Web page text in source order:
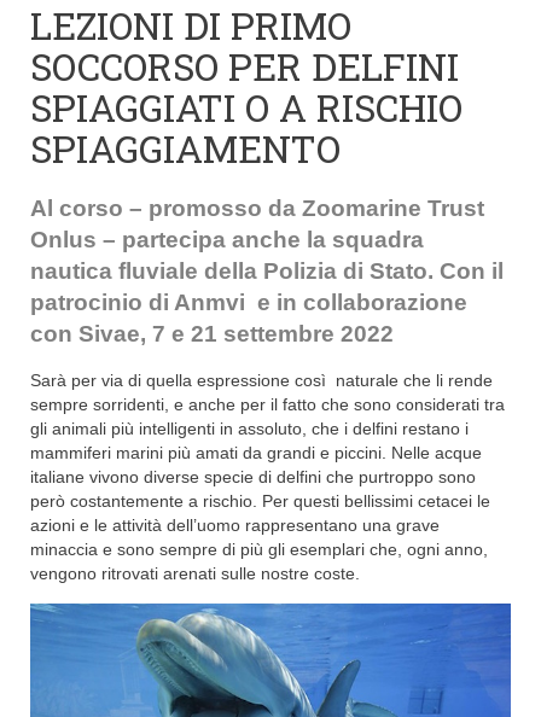
LEZIONI DI PRIMO
SOCCORSO PER DELFINI
SPIAGGIATI O A RISCHIO
SPIAGGIAMENTO
Al corso – promosso da Zoomarine Trust
Onlus – partecipa anche la squadra
nautica fluviale della Polizia di Stato. Con il
patrocinio di Anmvi e in collaborazione
con Sivae, 7 e 21 settembre 2022
Sarà per via di quella espressione così naturale che li rende
sempre sorridenti, e anche per il fatto che sono considerati tra
gli animali più intelligenti in assoluto, che i delfini restano i
mammiferi marini più amati da grandi e piccini. Nelle acque
italiane vivono diverse specie di delfini che purtroppo sono
però costantemente a rischio. Per questi bellissimi cetacei le
azioni e le attività dell’uomo rappresentano una grave
minaccia e sono sempre di più gli esemplari che, ogni anno,
vengono ritrovati arenati sulle nostre coste.